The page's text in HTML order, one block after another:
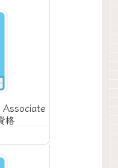
格